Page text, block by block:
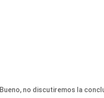
Bueno, no discutiremos la